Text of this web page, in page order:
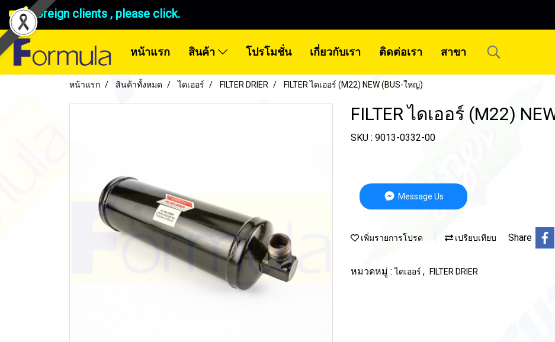
Foreign clients , please click.
หน้าแรก สินค้า โปรโมชั่น เกี่ยวกับเรา ติดต่อเรา สาขา
หน้าแรก สินค้าทั้งหมด ไดเออร์ FILTER DRIER FILTER ไดเออร์ (M22) NEW (BUS-ใหญ่)
FILTER ไดเออร์ (M22)
SKU : 9013-0332-00
Message Us
เพิ่มรายการโปรด เปรียบเทียบ Share
หมวดหมู่ :ไดเออร์ , FILTER DRIER